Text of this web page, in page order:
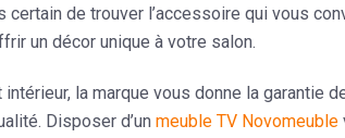
de trouver l’accessoire qui vous
un décor unique à votre salon.
la marque vous donne la garantie
Disposer d’un meuble TV Novomeuble